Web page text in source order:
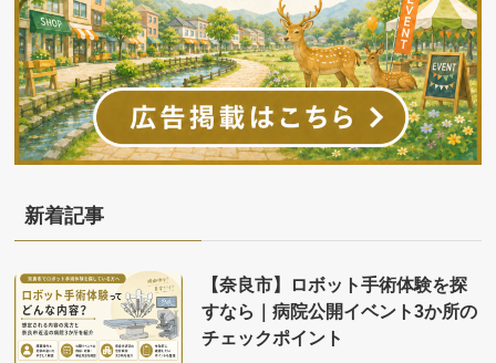
新着記事
【奈良市】ロボット手術体験を探
すなら｜病院公開イベント3か所の
チェックポイント